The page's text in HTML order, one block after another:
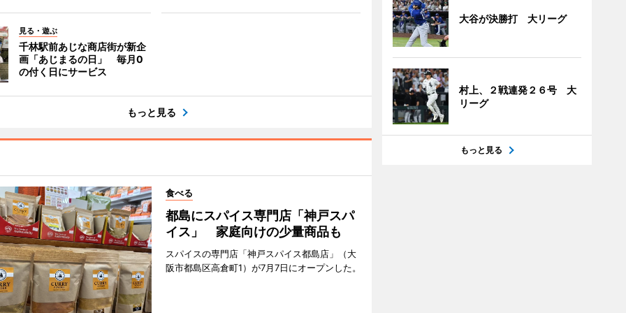
見る・遊ぶ
千林駅前あじな商店街が新企
画「あじまるの日」 毎月0
の付く日にサービス
もっと見る
食べる
都島にスパイス専門店「神戸スパ
イス」 家庭向けの少量商品も
スパイスの専門店「神戸スパイス都島店」（大
阪市都島区高倉町1）が7月7日にオープンした。
大谷が決勝打 大リーグ
村上、２戦連発２６号 大
リーグ
もっと見る